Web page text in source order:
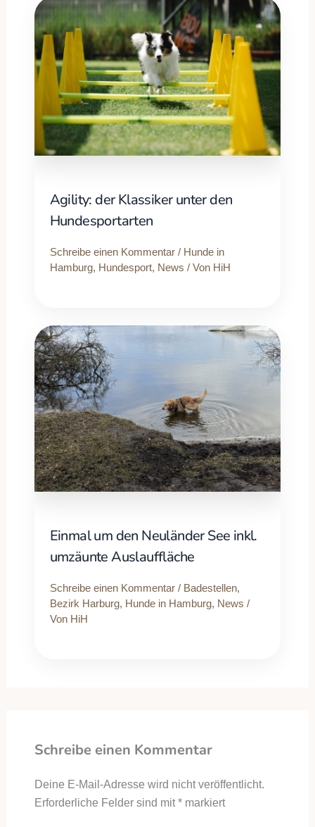
Agility: der Klassiker unter den
Hundesportarten
Schreibe einen Kommentar / Hunde in
Hamburg, Hundesport, News / Von HiH
Einmal um den Neuländer See inkl.
umzäunte Auslauffläche
Schreibe einen Kommentar / Badestellen,
Bezirk Harburg, Hunde in Hamburg, News /
Von HiH
Schreibe einen Kommentar
Deine E-Mail-Adresse wird nicht veröffentlicht.
Erforderliche Felder sind mit*markiert